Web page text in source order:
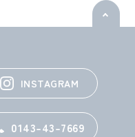
top
INSTAGRAM
0143-43-7669